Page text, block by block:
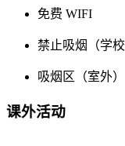
免费 WIFI
禁止吸烟（学
吸烟区（室外）
课外活动